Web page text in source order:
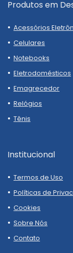
Produtos em
Acessórios
Celulares
Notebooks
Eletrodomésticos
Emagrecedor
Relógios
Tênis
Institucional
Termos de Uso
Políticas de
Cookies
Sobre Nós
Contato